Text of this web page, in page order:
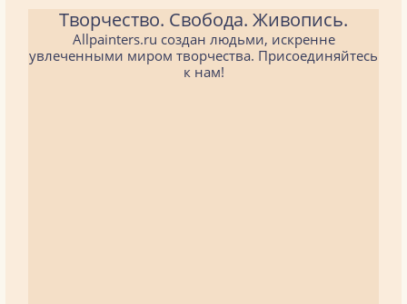
Творчество. Свобода. Живопись.
Allpainters.ru создан людьми, искренне
увлеченными миром творчества. Присоединяйтесь
к нам!